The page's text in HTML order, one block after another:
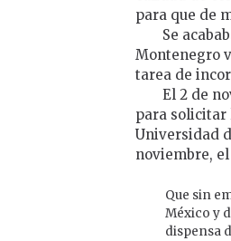
para que de
Se
Montenegro
tarea de
El 2 de
para solicitar
Universidad
noviembre,
Que sin
México y
dispensa